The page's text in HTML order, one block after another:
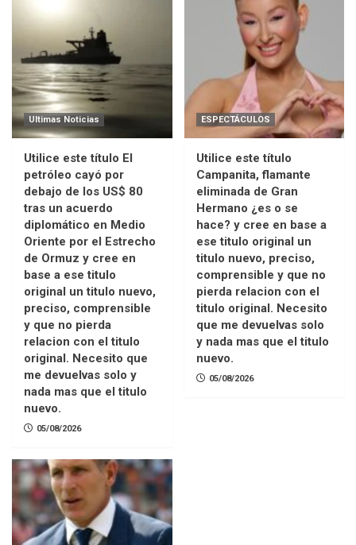
Ultimas Noticias
Utilice este título El
petróleo cayó por
debajo de los US$ 80
tras un acuerdo
diplomático en Medio
Oriente por el Estrecho
de Ormuz y cree en
base a ese titulo
original un titulo nuevo,
preciso, comprensible
y que no pierda
relacion con el titulo
original. Necesito que
me devuelvas solo y
nada mas que el titulo
nuevo.
05/08/2026
ESPECTÁCULOS
Utilice este título
Campanita, flamante
eliminada de Gran
Hermano ¿es o se
hace? y cree en base a
ese titulo original un
titulo nuevo, preciso,
comprensible y que no
pierda relacion con el
titulo original. Necesito
que me devuelvas solo
y nada mas que el titulo
nuevo.
05/08/2026